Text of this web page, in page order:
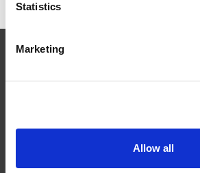
Statistics
Marketing
Allow all
在航空航天、汽车、能源和医疗等领域，部
（加工时间仅占其他方法所需时间的一小部
精度。事实上，我们的 易趋宏公司（
工解决方案系列可以触及您看不到的零件表